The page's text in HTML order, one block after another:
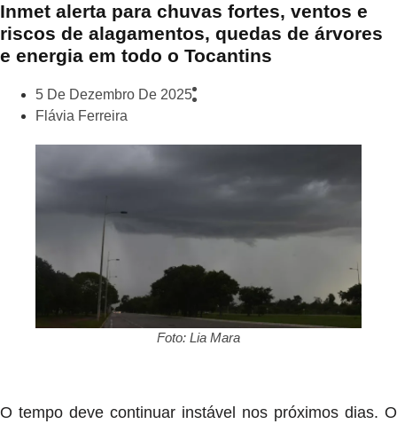
Inmet alerta para chuvas fortes, ventos e
riscos de alagamentos, quedas de árvores
e energia em todo o Tocantins
5 De Dezembro De 2025
Flávia Ferreira
Foto: Lia Mara
O tempo deve continuar instável nos próximos dias. O